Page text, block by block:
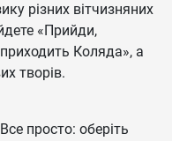
різних вітчизняних
«Прийди,
Коляда», а
творів.
просто: оберіть